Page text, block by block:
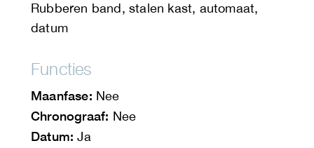
Rubberen band, stalen kast, automaat,
datum
Functies
Maanfase: Nee
Chronograaf: Nee
Datum: Ja